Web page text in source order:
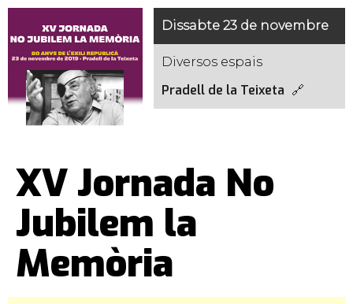
Dissabte 23 de novembre
Diversos espais
Pradell de la Teixeta
XV Jornada No
Jubilem la
Memòria